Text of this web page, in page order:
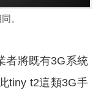
。
者將既有3G系統
tiny t2這類3G手